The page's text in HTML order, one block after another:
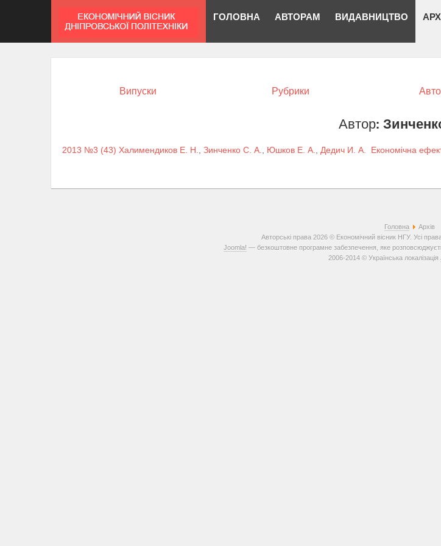
ГОЛОВНА АВТОРАМ ВИДАВНИЦТВО
Випуски Рубрики
Автор:
2013 №3 (43) Халимендиков Е. Н. Зинченко С. А. Юшков Е. А. Дедич И. А. Економічна
Головна
Архів
Авторські права 2026 © Економічний вісник НГУ. Усі
Joomla! — безкоштовне програмне забезпечення, яке
2006-2014 © Українська локалізація